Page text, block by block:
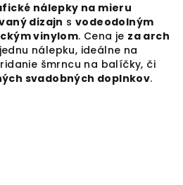
nálepky na mieru
dizajn svodeodolným
vinylom. Cena je za arch
nálepku, ideálne na
šmrncu na balíčky, či
svadobných doplnkov.